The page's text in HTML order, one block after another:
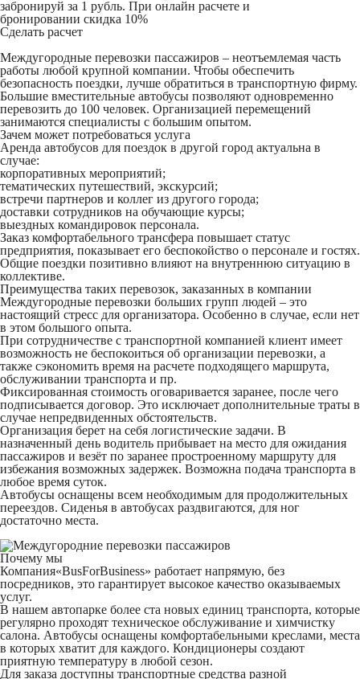
забронируй за 1 рубль. При онлайн расчете и
бронировании скидка 10%
Сделать расчет
Междугородные перевозки пассажиров – неотъемлемая часть
работы любой крупной компании. Чтобы обеспечить
безопасность поездки, лучше обратиться в транспортную фирму.
Большие вместительные автобусы позволяют одновременно
перевозить до 100 человек. Организацией перемещений
занимаются специалисты с большим опытом.
Зачем может потребоваться услуга
Аренда автобусов для поездок в другой город актуальна в
случае:
корпоративных мероприятий;
тематических путешествий, экскурсий;
встречи партнеров и коллег из другого города;
доставки сотрудников на обучающие курсы;
выездных командировок персонала.
Заказ комфортабельного трансфера повышает статус
предприятия, показывает его беспокойство о персонале и гостях.
Общие поездки позитивно влияют на внутреннюю ситуацию в
коллективе.
Преимущества таких перевозок, заказанных в компании
Междугородные перевозки больших групп людей – это
настоящий стресс для организатора. Особенно в случае, если нет
в этом большого опыта.
При сотрудничестве с транспортной компанией клиент имеет
возможность не беспокоиться об организации перевозки, а
также сэкономить время на расчете подходящего маршрута,
обслуживании транспорта и пр.
Фиксированная стоимость оговаривается заранее, после чего
подписывается договор. Это исключает дополнительные траты в
случае непредвиденных обстоятельств.
Организация берет на себя логистические задачи. В
назначенный день водитель прибывает на место для ожидания
пассажиров и везёт по заранее простроенному маршруту для
избежания возможных задержек. Возможна подача транспорта в
любое время суток.
Автобусы оснащены всем необходимым для продолжительных
переездов. Сиденья в автобусах раздвигаются, для ног
достаточно места.
Почему мы
Компания«BusForBusiness» работает напрямую, без
посредников, это гарантирует высокое качество оказываемых
услуг.
В нашем автопарке более ста новых единиц транспорта, которые
регулярно проходят техническое обслуживание и химчистку
салона. Автобусы оснащены комфортабельными креслами, места
в которых хватит для каждого. Кондиционеры создают
приятную температуру в любой сезон.
Для заказа доступны транспортные средства разной